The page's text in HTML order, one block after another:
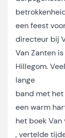
een feest
directeur bij
Van Zanten
Hillegom.
lange
band met het
een warm
het boek Van
, vertelde